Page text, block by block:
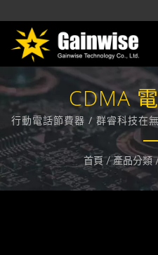
CDMA
行動電話節費器 / 群睿科技在
終端(FWT) 領域，技術領先
業者提供通訊技
首頁 / 產品分類